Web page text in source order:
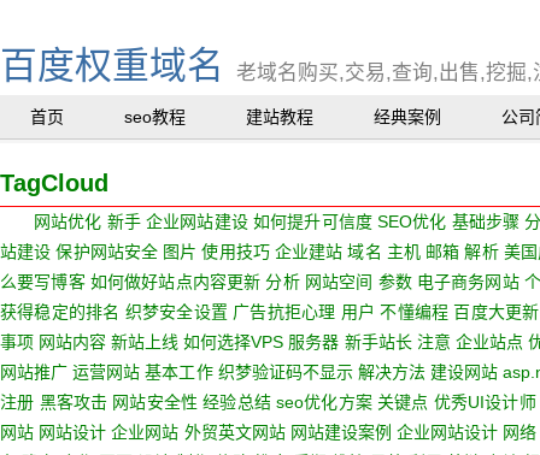
百度权重域名 老域名购买,交易,查询,出售,挖掘
首页 seo教程 建站教程 经典案例 公司
TagCloud
网站优化 新手 企业网站建设 如何提升可信度 SEO优化 基础步骤
站建设 保护网站安全 图片 使用技巧 企业建站 域名 主机 邮箱 解析 美
么要写博客 如何做好站点内容更新 分析 网站空间 参数 电子商务网站
获得稳定的排名 织梦安全设置 广告抗拒心理 用户 不懂编程 百度大更新
事项 网站内容 新站上线 如何选择VPS 服务器 新手站长 注意 企业站点
网站推广 运营网站 基本工作 织梦验证码不显示 解决方法 建设网站
注册 黑客攻击 网站安全性 经验总结 seo优化方案 关键点 优秀UI设计师
网站 网站设计 企业网站 外贸英文网站 网站建设案例 企业网站设计 网络